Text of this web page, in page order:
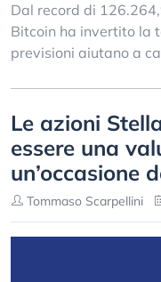
Dal record di
Bitcoin ha invertito la
previsioni aiutano a
Le azioni
essere una
un’occasione
Tommaso Scarpellini